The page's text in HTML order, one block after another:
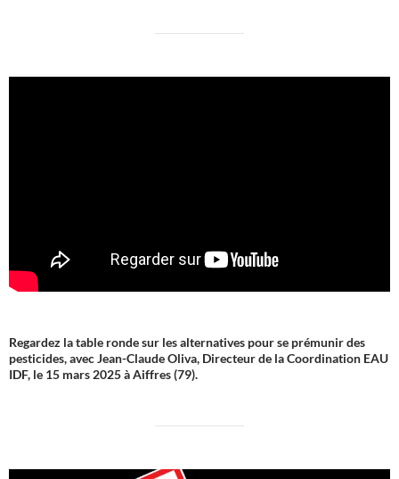
Regardez la table ronde sur les alternatives pour se prémunir des
pesticides, avec Jean-Claude Oliva, Directeur de la Coordination EAU
IDF, le 15 mars 2025 à Aiffres (79).